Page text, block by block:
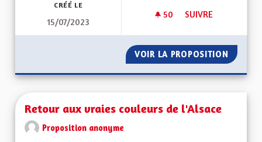
CRÉÉ LE
15/07/2023
50 50 ABONNÉS
SUIVRE
VOIR LA PROPOSITION
Retour aux vraies couleurs de l'Alsace
Proposition anonyme